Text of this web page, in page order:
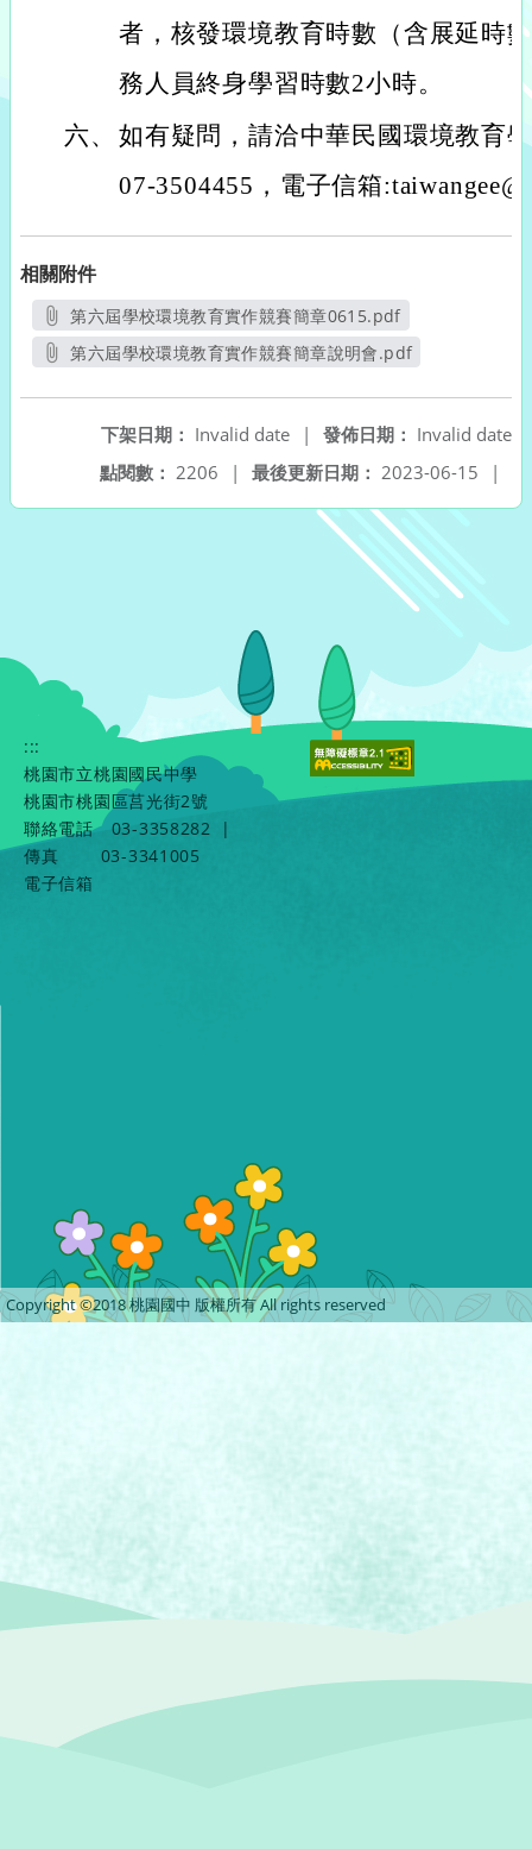
者，核發環境教育時數（含展延時
務人員終身學習時數2小時。
六、 如有疑問，請洽中華民國環境教育
07-3504455，電子信箱
相關附件
第六屆學校環境教育實作競賽簡章0615.pdf
另開新視窗
第六屆學校環境教育實作競賽簡章說明會.pdf
發佈日期： Invalid date
下架日期： Invalid date
|
最後更新日期： 2023-06-15 |
點閱數： 2206 |
:::
桃園市立桃園國民中學
桃園市桃園區莒光街2號
聯絡電話
03-3358282
|
傳真
03-3341005
電子信箱
Copyright ©2018 桃園國中 版權所有 All rights reserved